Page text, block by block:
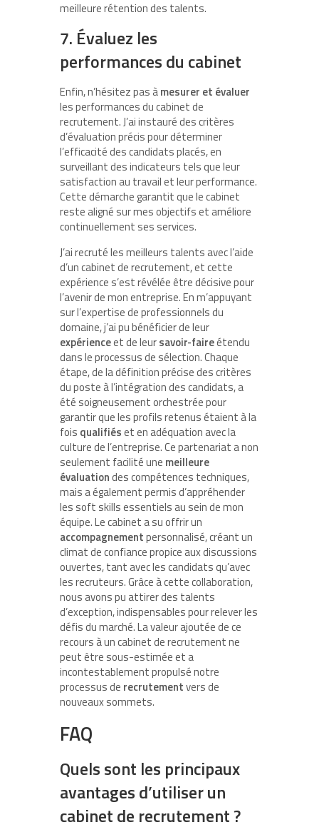
meilleure rétention des talents.
7. Évaluez les
performances du cabinet
Enfin, n’hésitez pas àmesurer et évaluer
les performances du cabinet de
recrutement. J’ai instauré des critères
d’évaluation précis pour déterminer
l’efficacité des candidats placés, en
surveillant des indicateurs tels que leur
satisfaction au travail et leur performance.
Cette démarche garantit que le cabinet
reste aligné sur mes objectifs et améliore
continuellement ses services.
J’ai recruté les meilleurs talents avec l’aide
d’un cabinet de recrutement, et cette
expérience s’est révélée être décisive pour
l’avenir de mon entreprise. En m’appuyant
sur l’expertise de professionnels du
domaine, j’ai pu bénéficier de leur
expérienceet de leursavoir-faireétendu
dans le processus de sélection. Chaque
étape, de la définition précise des critères
du poste à l’intégration des candidats, a
été soigneusement orchestrée pour
garantir que les profils retenus étaient à la
fois qualifiéset en adéquation avec la
culture de l’entreprise. Ce partenariat a non
seulement facilité une meilleure
évaluationdes compétences techniques,
mais a également permis d’appréhender
les soft skills essentiels au sein de mon
équipe. Le cabinet a su offrir un
accompagnementpersonnalisé, créant un
climat de confiance propice aux discussions
ouvertes, tant avec les candidats qu’avec
les recruteurs. Grâce à cette collaboration,
nous avons pu attirer des talents
d’exception, indispensables pour relever les
défis du marché. La valeur ajoutée de ce
recours à un cabinet de recrutement ne
peut être sous-estimée et a
incontestablement propulsé notre
processus de recrutementvers de
nouveaux sommets.
FAQ
Quels sont les principaux
avantages d’utiliser un
cabinet de recrutement ?